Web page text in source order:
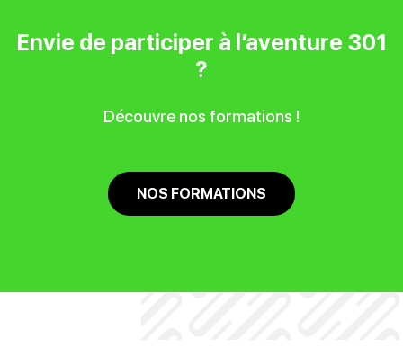
Envie de participer à l’aventure 301
?
Découvre nos formations !
NOS FORMATIONS